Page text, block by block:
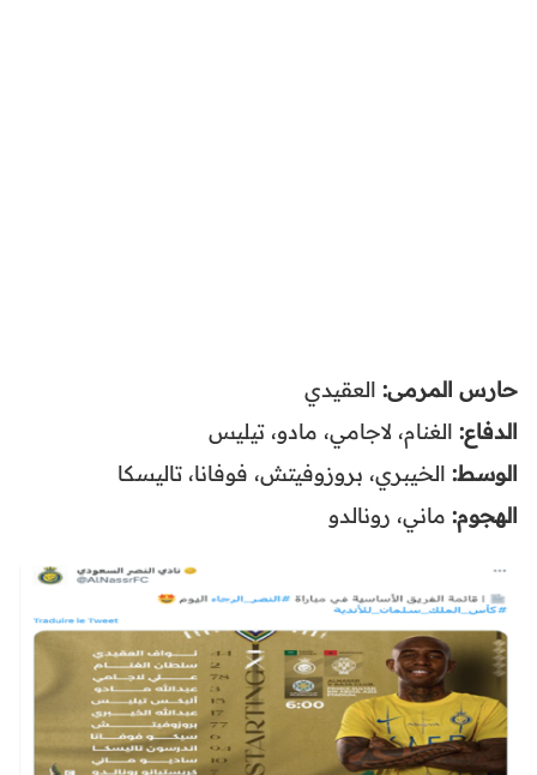
حارس المرمى: العقيدي
الدفاع: الغنام، لاجامي، مادو، تيليس
الوسط: الخيبري، بروزوفيتش، فوفانا، تاليسكا
الهجوم: ماني، رونالدو